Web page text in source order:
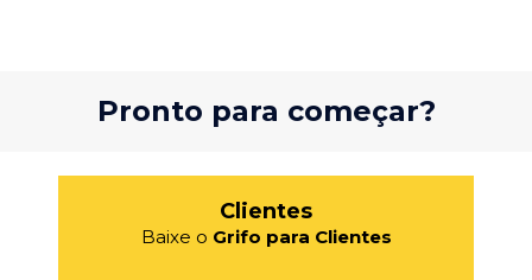
Pronto para começar?
Clientes
Baixe o Grifo para Clientes